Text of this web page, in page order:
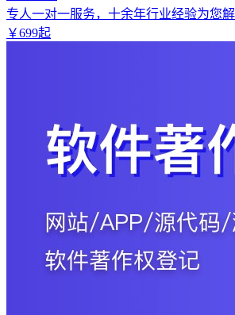
专人一对一服务，十余年行业经验为您
￥699起